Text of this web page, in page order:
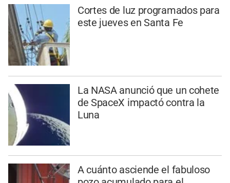
Cortes de luz programados para
este jueves en Santa Fe
La NASA anunció que un cohete
de SpaceX impactó contra la
Luna
A cuánto asciende el fabuloso